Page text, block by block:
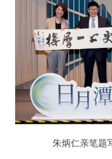
朱炳仁亲笔题